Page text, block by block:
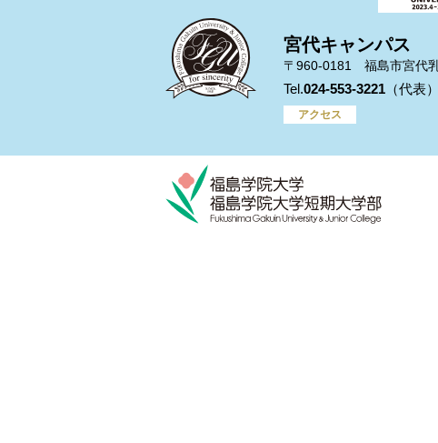
宮代キャンパス
〒960-0181 福島市宮代
024-553-3221
アクセス